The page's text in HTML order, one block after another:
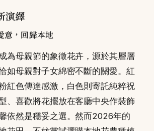
演繹
意，回歸本地
為母親節的象徵花卉，源於其層層
如母親對子女綿密不斷的關愛。紅
紅色傳達感激，白色則寄託純粹祝
、喜歡將花擺放在客廳中央作裝飾
依然是穩妥之選。然而2026年的